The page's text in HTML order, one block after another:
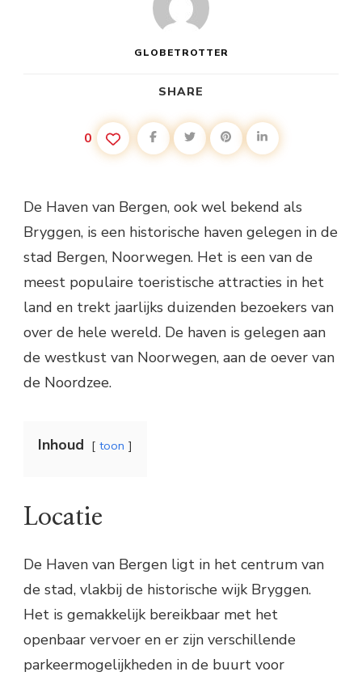
GLOBETROTTER
SHARE
0
De Haven van Bergen, ook wel bekend als
Bryggen, is een historische haven gelegen in de
stad Bergen, Noorwegen. Het is een van de
meest populaire toeristische attracties in het
land en trekt jaarlijks duizenden bezoekers van
over de hele wereld. De haven is gelegen aan
de westkust van Noorwegen, aan de oever van
de Noordzee.
Inhoud toon
Locatie
De Haven van Bergen ligt in het centrum van
de stad, vlakbij de historische wijk Bryggen.
Het is gemakkelijk bereikbaar met het
openbaar vervoer en er zijn verschillende
parkeermogelijkheden in de buurt voor